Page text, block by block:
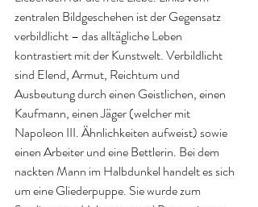
zentralen Bildgeschehen ist der Gegensatz
verbildlicht – das alltägliche Leben
kontrastiert mit der Kunstwelt. Verbildlicht
sind Elend, Armut, Reichtum und
Ausbeutung durch einen Geistlichen, einen
Kaufmann, einen Jäger (welcher mit
Napoleon III. Ähnlichkeiten aufweist) sowie
einen Arbeiter und eine Bettlerin. Bei dem
nackten Mann im Halbdunkel handelt es sich
um eine Gliederpuppe. Sie wurde zum